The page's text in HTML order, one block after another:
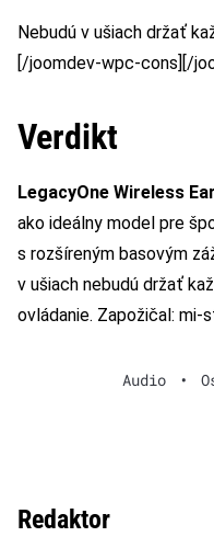
Nebudú v ušiach držať
[/joomdev-wpc-cons][/
Verdikt
LegacyOne Wireless
ako ideálny model pre
s rozšíreným basovým
v ušiach nebudú držať
ovládanie. Zapožičal: mi-
Audio •
Redaktor